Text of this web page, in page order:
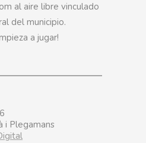
al aire libre vinculado
del municipio.
a jugar!
i Plegamans